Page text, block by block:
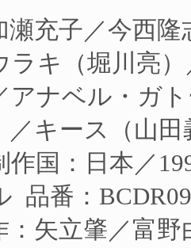
瀬充子／今西
ラキ（堀川亮
アナベル・ガ
／キース（山
作国：日本／
品番：
：矢立肇／富